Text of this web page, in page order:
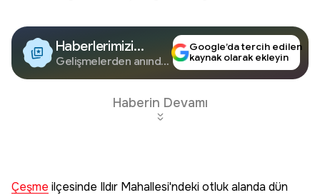
Haberlerimizi
Google'da Takip
Edin
Gelişmelerden anında
Google’da tercih edilen
kaynak olarak ekleyin
Haberin Devamı
Çeşme ilçesinde Ildır Mahallesi'ndeki otluk alanda dün